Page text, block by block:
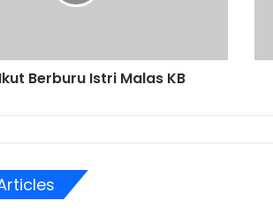
Berburu Istri Malas KB